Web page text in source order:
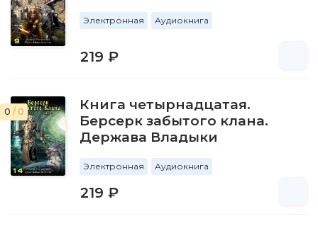
Электронная Аудиокнига
219 ₽
0 / 0
Книга четырнадцатая.
Берсерк забытого клана.
Держава Владыки
Электронная Аудиокнига
219 ₽